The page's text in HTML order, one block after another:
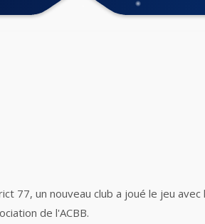
77, un nouveau club a joué le jeu
de l'ACBB.